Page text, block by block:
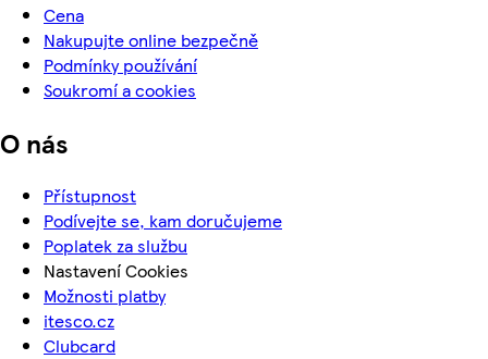
Cena
Nakupujte online bezpečně
Podmínky používání
Soukromí a cookies
O nás
Přístupnost
Podívejte se, kam doručujeme
Poplatek za službu
Nastavení Cookies
Možnosti platby
itesco.cz
Clubcard